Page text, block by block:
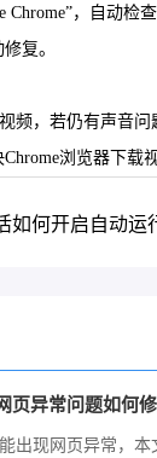
Chrome”，自动
复。
，若仍有声音
浏览器下
如何开启自动运
出现网页异常，本